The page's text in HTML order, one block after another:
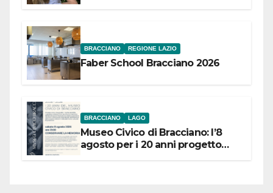
BRACCIANO REGIONE LAZIO
Faber School Bracciano 2026
BRACCIANO LAGO
Museo Civico di Bracciano: l’8
agosto per i 20 anni progetto